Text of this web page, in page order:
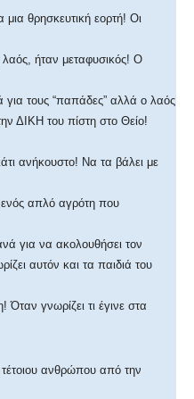
θρησκευτική εορτή! Οι
ήταν μεταφυσικός! Ο
για τους “παπάδες” αλλά ο λαός
ΔΙΚΗ του πίστη στο Θείο!
ανήκουστο! Να τα βάλει με
ενός απλό αγρότη που
για να ακολουθήσει τον
αυτόν και τα παιδιά του
Όταν γνωρίζει τι έγινε στα
ανθρώπου από την